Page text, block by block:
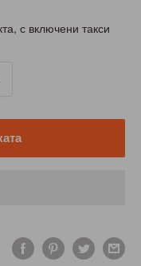
с включени такси